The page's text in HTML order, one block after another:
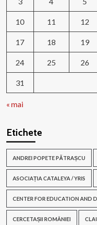
10 11 12
17 18 19
24 25 26
31
« mai
Etichete
ANDREI POPETE PĂTRAȘCU
ASOCIAȚIA CATALEYA / YRIS
CENTER FOR EDUCATION AND
CERCETAȘII ROMÂNIEI